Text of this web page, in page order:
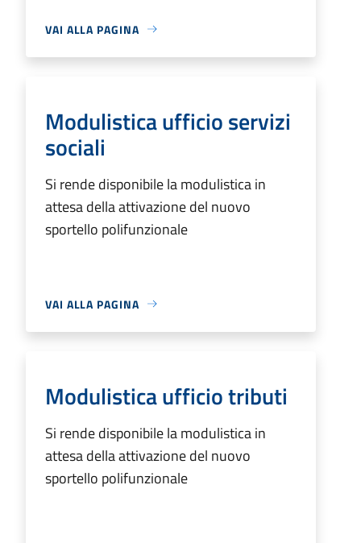
VAI ALLA PAGINA
Modulistica ufficio servizi
sociali
Si rende disponibile la modulistica in
attesa della attivazione del nuovo
sportello polifunzionale
VAI ALLA PAGINA
Modulistica ufficio tributi
Si rende disponibile la modulistica in
attesa della attivazione del nuovo
sportello polifunzionale